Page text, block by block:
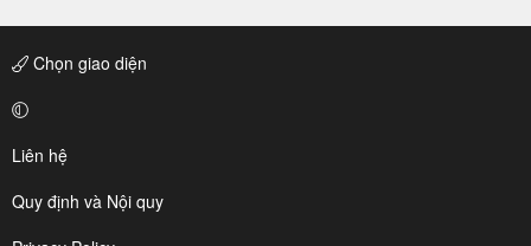
Chọn giao diện
Liên hệ
Quy định và Nội quy